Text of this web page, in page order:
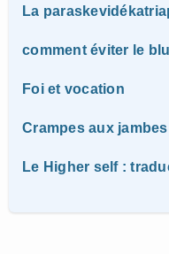
La
comment éviter le
Foi et vocation
Crampes aux
Le Higher self :